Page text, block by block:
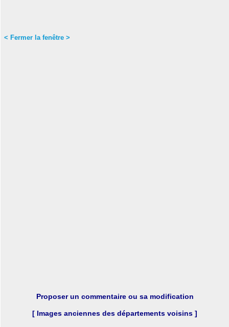
< Fermer la fenêtre >
Proposer un commentaire ou sa modification
[ Images anciennes des départements voisins ]